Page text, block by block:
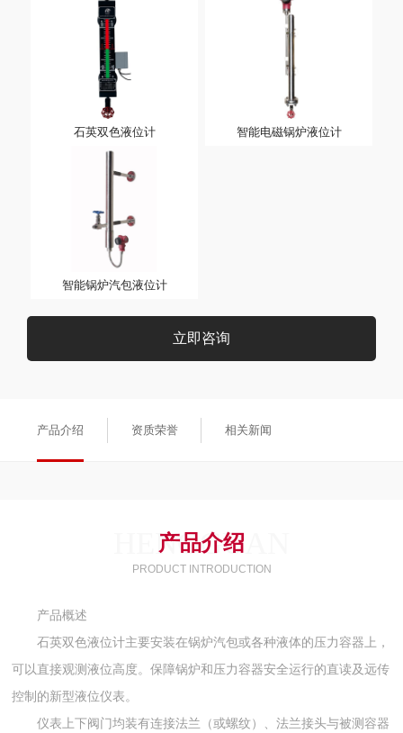
石英双色液位计 智能电磁锅炉液位计
智能锅炉汽包液位计
立即咨询
产品介绍 资质荣誉 相关新闻
产品介绍
HENGGUAN
PRODUCT INTRODUCTION
产品概述
石英双色液位计主要安装在锅炉汽包或各种液体的压力容器上，
可以直接观测液位高度。保障锅炉和压力容器安全运行的直读及远传
控制的新型液位仪表。
仪表上下阀门均装有连接法兰（或螺纹）、法兰接头与被测容器